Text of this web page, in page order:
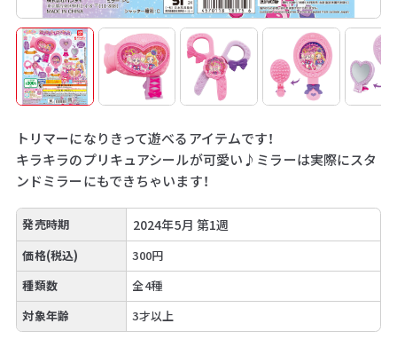
トリマーになりきって遊べるアイテムです！
キラキラのプリキュアシールが可愛い♪ミラーは実際にスタ
ンドミラーにもできちゃいます！
発売時期 2024年5月 第1週
価格(税込)
300円
種類数
全4種
対象年齢
3才以上